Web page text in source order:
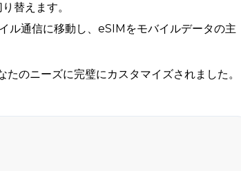
替えます。
ル通信に移動し、eSIMをモバイルデータの主
のニーズに完璧にカスタマイズされました。